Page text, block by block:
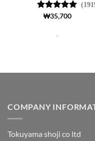
5 중에서
₩35,700
.
COMPANY
Tokuyama shoji co ltd